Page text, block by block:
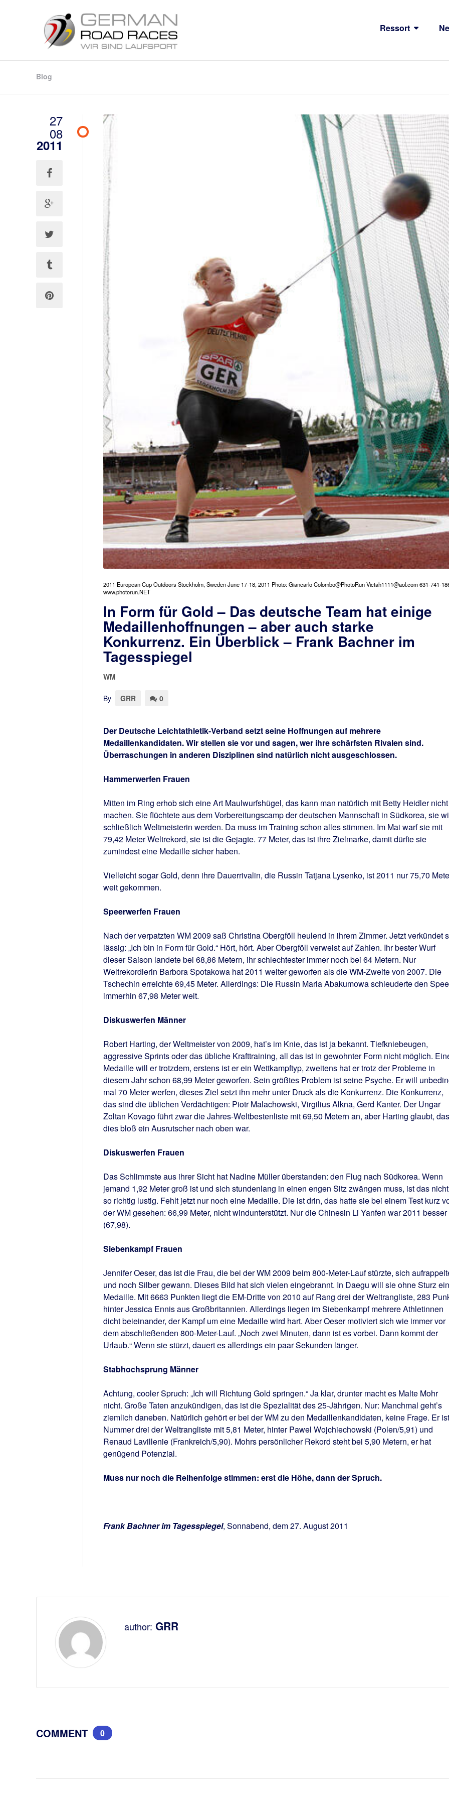
Ressort
Blog
27
08
2011
2011 European Cup Outdoors Stockholm, Sweden June 17-18, 2011 Photo: Giancarlo Colombo@PhotoRun Victah1111@aol.com 631-741-
www.photorun.NET
In Form für Gold – Das deutsche Team hat einige
Medaillenhoffnungen – aber auch starke
Konkurrenz. Ein Überblick – Frank Bachner im
Tagesspiegel
WM
By GRR 0
Der Deutsche Leichtathletik-Verband setzt seine Hoffnungen auf mehrere
Medaillenkandidaten. Wir stellen sie vor und sagen, wer ihre schärfsten Rivalen sind.
Überraschungen in anderen Disziplinen sind natürlich nicht ausgeschlossen.
Hammerwerfen Frauen
Mitten im Ring erhob sich eine Art Maulwurfshügel, das kann man natürlich mit Betty Heidler nicht
machen. Sie flüchtete aus dem Vorbereitungscamp der deutschen Mannschaft in Südkorea, sie
schließlich Weltmeisterin werden. Da muss im Training schon alles stimmen. Im Mai warf sie mit
79,42 Meter Weltrekord, sie ist die Gejagte. 77 Meter, das ist ihre Zielmarke, damit dürfte sie
zumindest eine Medaille sicher haben.
Vielleicht sogar Gold, denn ihre Dauerrivalin, die Russin Tatjana Lysenko, ist 2011 nur 75,70
weit gekommen.
Speerwerfen Frauen
Nach der verpatzten WM 2009 saß Christina Obergföll heulend in ihrem Zimmer. Jetzt verkündet
lässig: „Ich bin in Form für Gold.“ Hört, hört. Aber Obergföll verweist auf Zahlen. Ihr bester Wurf
dieser Saison landete bei 68,86 Metern, ihr schlechtester immer noch bei 64 Metern. Nur
Weltrekordlerin Barbora Spotakowa hat 2011 weiter geworfen als die WM-Zweite von 2007. Die
Tschechin erreichte 69,45 Meter. Allerdings: Die Russin Maria Abakumowa schleuderte den
immerhin 67,98 Meter weit.
Diskuswerfen Männer
Robert Harting, der Weltmeister von 2009, hat’s im Knie, das ist ja bekannt. Tiefkniebeugen,
aggressive Sprints oder das übliche Krafttraining, all das ist in gewohnter Form nicht möglich.
Medaille will er trotzdem, erstens ist er ein Wettkampftyp, zweitens hat er trotz der Probleme in
diesem Jahr schon 68,99 Meter geworfen. Sein größtes Problem ist seine Psyche. Er will
mal 70 Meter werfen, dieses Ziel setzt ihn mehr unter Druck als die Konkurrenz. Die Konkurrenz,
das sind die üblichen Verdächtigen: Piotr Malachowski, Virgilius Alkna, Gerd Kanter. Der Ungar
Zoltan Kovago führt zwar die Jahres-Weltbestenliste mit 69,50 Metern an, aber Harting glaubt,
dies bloß ein Ausrutscher nach oben war.
Diskuswerfen Frauen
Das Schlimmste aus ihrer Sicht hat Nadine Müller überstanden: den Flug nach Südkorea. Wenn
jemand 1,92 Meter groß ist und sich stundenlang in einen engen Sitz zwängen muss, ist das nicht
so richtig lustig. Fehlt jetzt nur noch eine Medaille. Die ist drin, das hatte sie bei einem Test kurz
der WM gesehen: 66,99 Meter, nicht windunterstützt. Nur die Chinesin Li Yanfen war 2011 besser
(67,98).
Siebenkampf Frauen
Jennifer Oeser, das ist die Frau, die bei der WM 2009 beim 800-Meter-Lauf stürzte, sich
und noch Silber gewann. Dieses Bild hat sich vielen eingebrannt. In Daegu will sie ohne Sturz
Medaille. Mit 6663 Punkten liegt die EM-Dritte von 2010 auf Rang drei der Weltrangliste, 283
hinter Jessica Ennis aus Großbritannien. Allerdings liegen im Siebenkampf mehrere Athletinnen
dicht beieinander, der Kampf um eine Medaille wird hart. Aber Oeser motiviert sich wie immer vor
dem abschließenden 800-Meter-Lauf. „Noch zwei Minuten, dann ist es vorbei. Dann kommt der
Urlaub.“ Wenn sie stürzt, dauert es allerdings ein paar Sekunden länger.
Stabhochsprung Männer
Achtung, cooler Spruch: „Ich will Richtung Gold springen.“ Ja klar, drunter macht es Malte Mohr
nicht. Große Taten anzukündigen, das ist die Spezialität des 25-Jährigen. Nur: Manchmal geht’s
ziemlich daneben. Natürlich gehört er bei der WM zu den Medaillenkandidaten, keine Frage. Er ist
Nummer drei der Weltrangliste mit 5,81 Meter, hinter Pawel Wojchiechowski (Polen/5,91) und
Renaud Lavillenie (Frankreich/5,90). Mohrs persönlicher Rekord steht bei 5,90 Metern, er hat
genügend Potenzial.
Muss nur noch die Reihenfolge stimmen: erst die Höhe, dann der Spruch.
Frank Bachner im Tagesspiegel, Sonnabend, dem 27. August 2011
author: GRR
COMMENT 0